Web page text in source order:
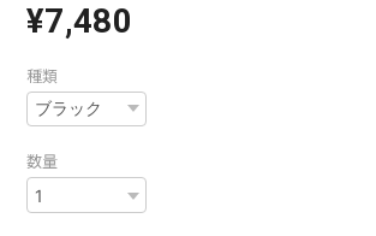
¥7,480
種類
数量